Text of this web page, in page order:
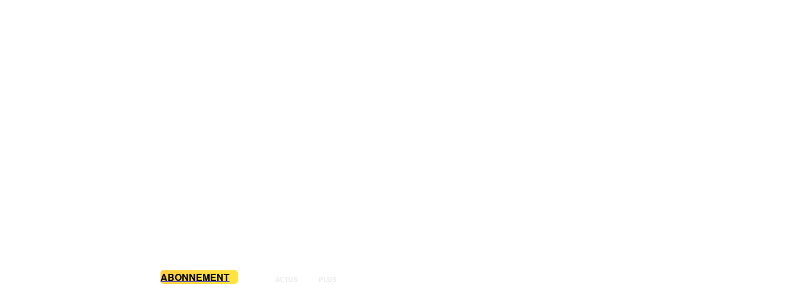
ABONNEMENT